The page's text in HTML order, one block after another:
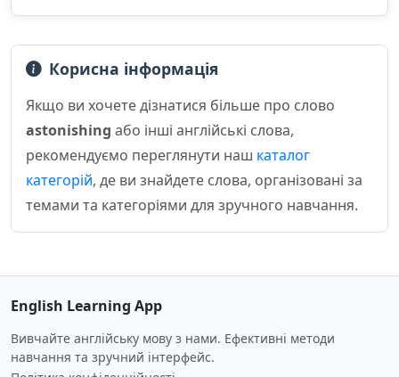
Корисна інформація
Якщо ви хочете дізнатися більше про слово
astonishing або інші англійські слова,
рекомендуємо переглянути наш каталог
категорій, де ви знайдете слова, організовані за
темами та категоріями для зручного навчання.
English Learning App
Вивчайте англійську мову з нами. Ефективні методи
навчання та зручний інтерфейс.